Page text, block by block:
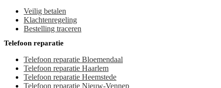
Veilig betalen
Klachtenregeling
Bestelling traceren
Telefoon reparatie
Telefoon reparatie Bloemendaal
Telefoon reparatie Haarlem
Telefoon reparatie Heemstede
Telefoon reparatie Nieuw-Vennep